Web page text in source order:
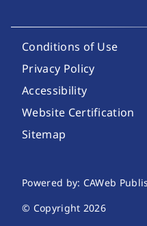
Footer Utility
Conditions of Use
Privacy Policy
Accessibility
Website Certification
Sitemap
Website
Powered by: CAWeb
© Copyright 2026